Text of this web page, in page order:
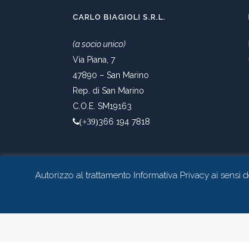
CARLO BIAGIOLI S.R.L.
(a socio unico)
Via Piana, 7
47890 – San Marino
Rep. di San Marino
C.O.E. SM19163
(+39)366 194 7818
Autorizzo al trattamento Informativa Privacy ai sensi